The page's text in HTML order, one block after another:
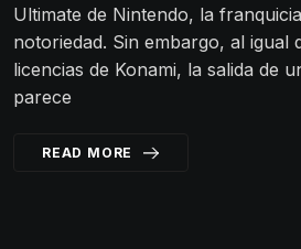
Ultimate de Nintendo, la
notoriedad. Sin embargo, al igual
licencias de Konami, la salida de
parece
READ MORE